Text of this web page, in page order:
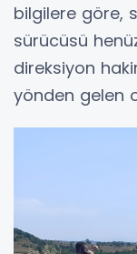
bilgilere göre,
sürücüsü
direksiyon
yönden gelen